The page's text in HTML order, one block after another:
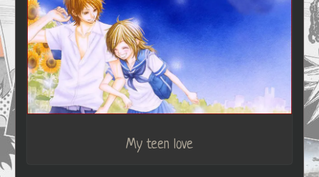
My teen love